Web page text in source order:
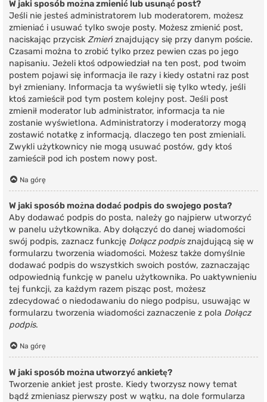
W jaki sposób można zmienić lub usunąć post?
Jeśli nie jesteś administratorem lub moderatorem, możesz
zmieniać i usuwać tylko swoje posty. Możesz zmienić post,
naciskając przycisk Zmień znajdujący się przy danym poście.
Czasami można to zrobić tylko przez pewien czas po jego
napisaniu. Jeżeli ktoś odpowiedział na ten post, pod twoim
postem pojawi się informacja ile razy i kiedy ostatni raz post
był zmieniany. Informacja ta wyświetli się tylko wtedy, jeśli
ktoś zamieścił pod tym postem kolejny post. Jeśli post
zmienił moderator lub administrator, informacja ta nie
zostanie wyświetlona. Administratorzy i moderatorzy mogą
zostawić notatkę z informacją, dlaczego ten post zmieniali.
Zwykli użytkownicy nie mogą usuwać postów, gdy ktoś
zamieścił pod ich postem nowy post.
Na górę
W jaki sposób można dodać podpis do swojego posta?
Aby dodawać podpis do posta, należy go najpierw utworzyć
w panelu użytkownika. Aby dołączyć do danej wiadomości
swój podpis, zaznacz funkcję Dołącz podpisznajdującą się w
formularzu tworzenia wiadomości. Możesz także domyślnie
dodawać podpis do wszystkich swoich postów, zaznaczając
odpowiednią funkcję w panelu użytkownika. Po uaktywnieniu
tej funkcji, za każdym razem pisząc post, możesz
zdecydować o niedodawaniu do niego podpisu, usuwając w
formularzu tworzenia wiadomości zaznaczenie z pola Dołącz
podpis.
Na górę
W jaki sposób można utworzyć ankietę?
Tworzenie ankiet jest proste. Kiedy tworzysz nowy temat
bądź zmieniasz pierwszy post w wątku, na dole formularza